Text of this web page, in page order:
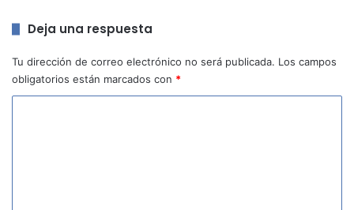
Deja una respuesta
Tu dirección de correo electrónico no será publicada. Los campos
obligatorios están marcados con *